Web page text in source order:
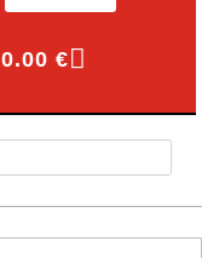
0.00 €